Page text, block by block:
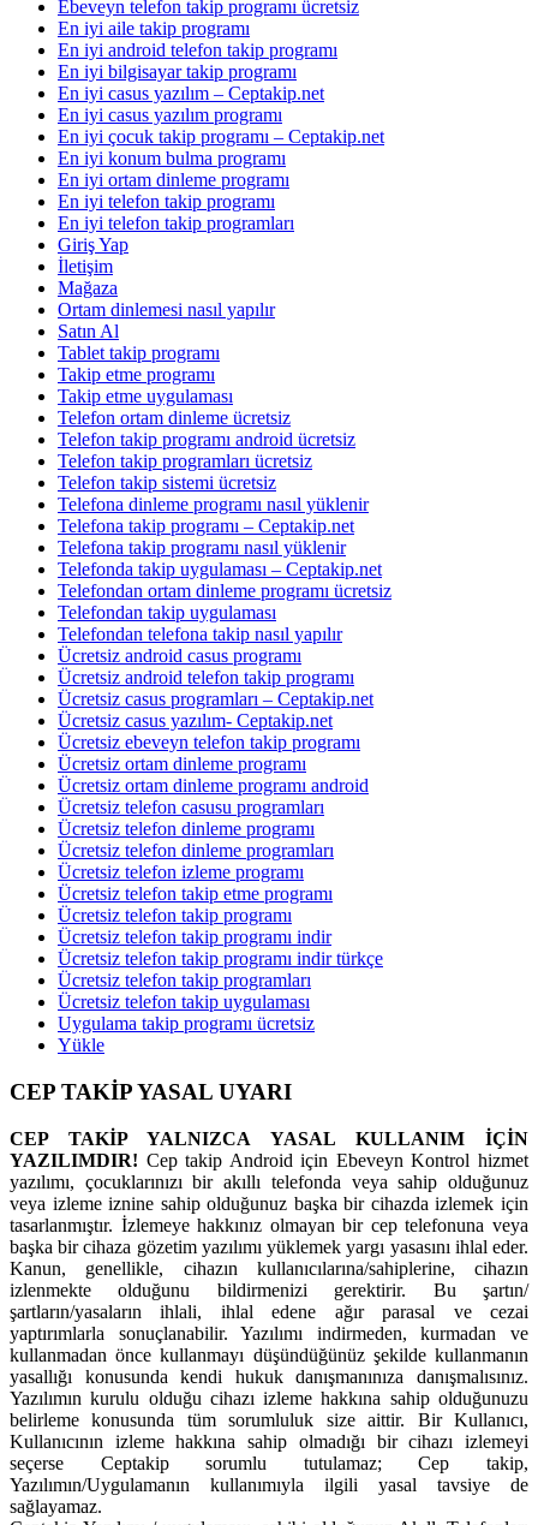
Ebeveyn telefon takip programı ücretsiz
En iyi aile takip programı
En iyi android telefon takip programı
En iyi bilgisayar takip programı
En iyi casus yazılım – Ceptakip.net
En iyi casus yazılım programı
En iyi çocuk takip programı – Ceptakip.net
En iyi konum bulma programı
En iyi ortam dinleme programı
En iyi telefon takip programı
En iyi telefon takip programları
Giriş Yap
İletişim
Mağaza
Ortam dinlemesi nasıl yapılır
Satın Al
Tablet takip programı
Takip etme programı
Takip etme uygulaması
Telefon ortam dinleme ücretsiz
Telefon takip programı android ücretsiz
Telefon takip programları ücretsiz
Telefon takip sistemi ücretsiz
Telefona dinleme programı nasıl yüklenir
Telefona takip programı – Ceptakip.net
Telefona takip programı nasıl yüklenir
Telefonda takip uygulaması – Ceptakip.net
Telefondan ortam dinleme programı ücretsiz
Telefondan takip uygulaması
Telefondan telefona takip nasıl yapılır
Ücretsiz android casus programı
Ücretsiz android telefon takip programı
Ücretsiz casus programları – Ceptakip.net
Ücretsiz casus yazılım- Ceptakip.net
Ücretsiz ebeveyn telefon takip programı
Ücretsiz ortam dinleme programı
Ücretsiz ortam dinleme programı android
Ücretsiz telefon casusu programları
Ücretsiz telefon dinleme programı
Ücretsiz telefon dinleme programları
Ücretsiz telefon izleme programı
Ücretsiz telefon takip etme programı
Ücretsiz telefon takip programı
Ücretsiz telefon takip programı indir
Ücretsiz telefon takip programı indir türkçe
Ücretsiz telefon takip programları
Ücretsiz telefon takip uygulaması
Uygulama takip programı ücretsiz
Yükle
CEP TAKİP YASAL UYARI
CEP TAKİP YALNIZCA YASAL KULLANIM İÇİN
YAZILIMDIR! Cep takip Android için Ebeveyn Kontrol hizmet
yazılımı, çocuklarınızı bir akıllı telefonda veya sahip olduğunuz
veya izleme iznine sahip olduğunuz başka bir cihazda izlemek için
tasarlanmıştır. İzlemeye hakkınız olmayan bir cep telefonuna veya
başka bir cihaza gözetim yazılımı yüklemek yargı yasasını ihlal eder.
Kanun, genellikle, cihazın kullanıcılarına/sahiplerine, cihazın
izlenmekte olduğunu bildirmenizi gerektirir. Bu şartın/
şartların/yasaların ihlali, ihlal edene ağır parasal ve cezai
yaptırımlarla sonuçlanabilir. Yazılımı indirmeden, kurmadan ve
kullanmadan önce kullanmayı düşündüğünüz şekilde kullanmanın
yasallığı konusunda kendi hukuk danışmanınıza danışmalısınız.
Yazılımın kurulu olduğu cihazı izleme hakkına sahip olduğunuzu
belirleme konusunda tüm sorumluluk size aittir. Bir Kullanıcı,
Kullanıcının izleme hakkına sahip olmadığı bir cihazı izlemeyi
seçerse Ceptakip sorumlu tutulamaz; Cep takip,
Yazılımın/Uygulamanın kullanımıyla ilgili yasal tavsiye de
sağlayamaz.